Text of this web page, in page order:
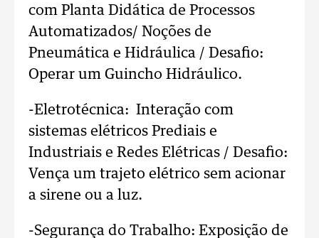
com Planta Didática de Processos
Automatizados/ Noções de
Pneumática e Hidráulica / Desafio:
Operar um Guincho Hidráulico.
-Eletrotécnica: Interação com
sistemas elétricos Prediais e
Industriais e Redes Elétricas / Desafio:
Vença um trajeto elétrico sem acionar
a sirene ou a luz.
-Segurança do Trabalho: Exposição de